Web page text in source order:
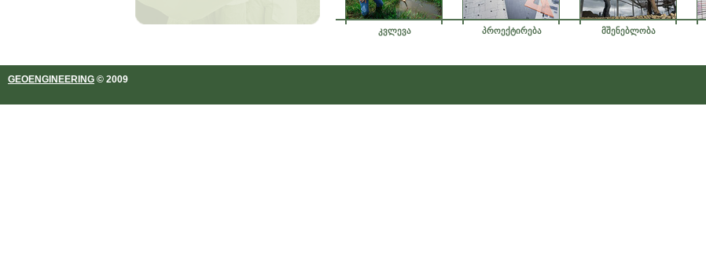
კვლევა პროექტირება მშენებლობა
GEOENGINEERING © 2009